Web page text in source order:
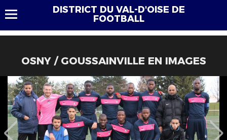
DISTRICT DU VAL-D'OISE DE
FOOTBALL
OSNY / GOUSSAINVILLE EN IMAGES